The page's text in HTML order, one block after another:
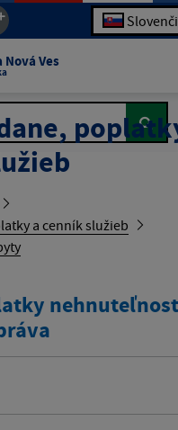
Ves
a cenník služieb